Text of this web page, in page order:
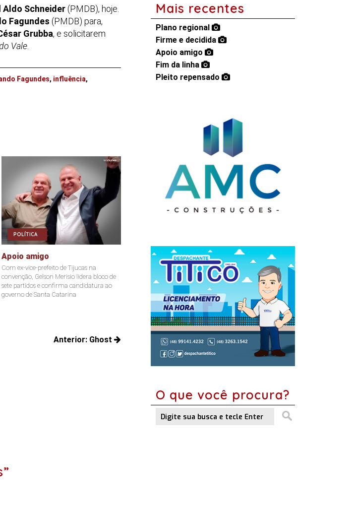
Aldo Schneider (PMDB), hoje.
Fagundes (PMDB) para,
Grubba, e solicitarem
Vale.
Fagundes, influência,
POLÍTICA
Apoio amigo
Com ex-vice-prefeito de Tijucas na
convenção, Gelson Merisio lidera bloco de
sete partidos e confirma candidatura ao
governo de Santa Catarina
Anterior: Ghost
Mais recentes
Plano regional
Firme e decidida
Apoio amigo
Fim da linha
Pleito repensado
O que você procura?